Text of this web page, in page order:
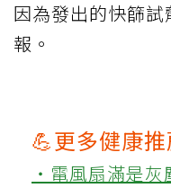
因為發出的快篩
報。
💪更多健康
‧電風扇滿是灰